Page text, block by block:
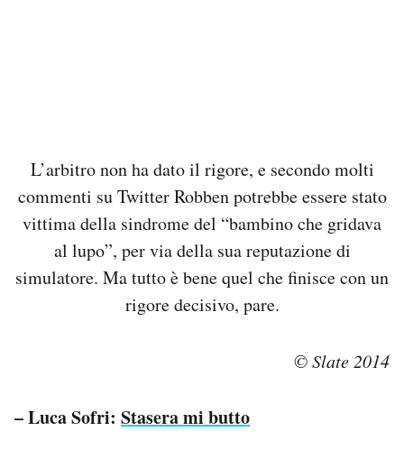
L’arbitro non ha dato il rigore, e secondo molti
commenti su Twitter Robben potrebbe essere stato
vittima della sindrome del “bambino che gridava
al lupo”, per via della sua reputazione di
simulatore. Ma tutto è bene quel che finisce con un
rigore decisivo, pare.
© Slate 2014
– Luca Sofri: Stasera mi butto